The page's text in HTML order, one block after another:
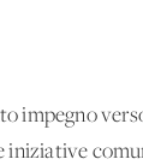
impegno
iniziative